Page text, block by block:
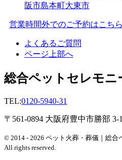
阪市島本町大東市
営業時間外でのご予約はこち
よくあるご質問
ページ上部へ
総合ペットセレモニ
TEL:0120-5940-31
〒561-0894 大阪府豊中市勝部 3-
© 2014 - 2026 ペット火葬・葬儀｜総
All rights reserved.